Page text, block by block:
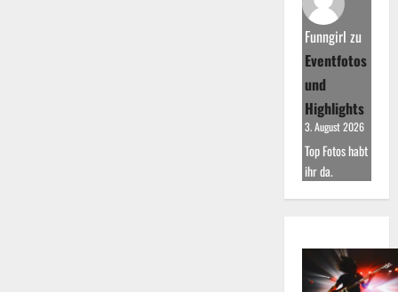
Funngirl zu
Eventfotos
und
Highlights
3. August 2026
Top Fotos habt
ihr da.